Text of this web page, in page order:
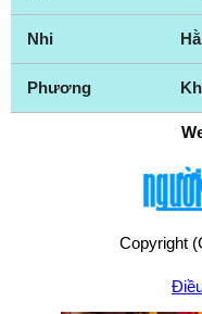
Nhi
Phương
Copyright